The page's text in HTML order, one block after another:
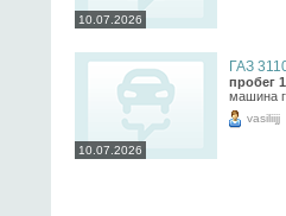
10.07.2026
10.07.2026
ГАЗ
пробег
машина
vasiliijj